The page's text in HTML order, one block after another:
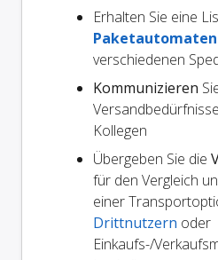
Erhalten Sie eine
Paketautomaten
verschiedenen
Kommunizieren
Kollegen
Übergeben Sie die
für den Vergleich
einer
Drittnutzern oder
Einkaufs-/